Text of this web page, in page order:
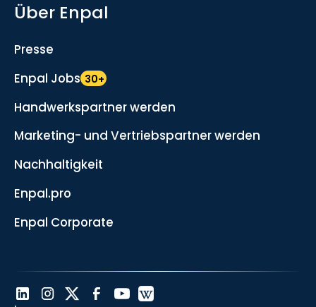
Über Enpal
Presse
Enpal Jobs 30+
Handwerkspartner werden
Marketing- und Vertriebspartner werden
Nachhaltigkeit
Enpal.pro
Enpal Corporate